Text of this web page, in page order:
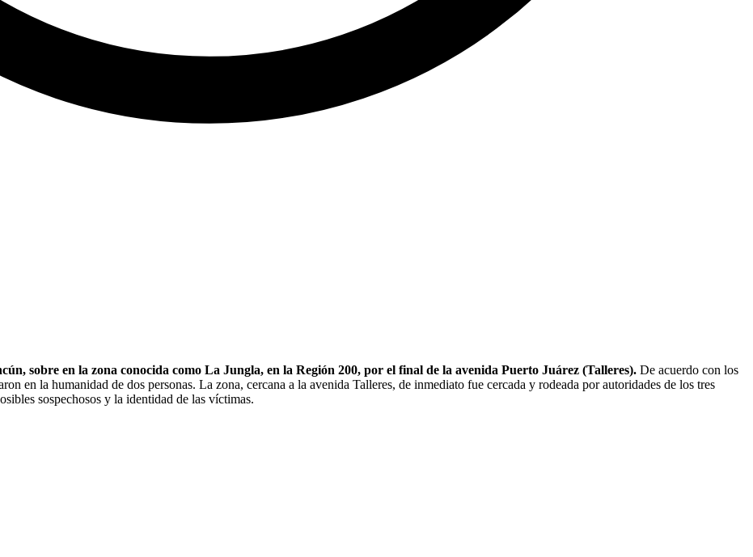
sobre en la zona conocida como La Jungla, en la Región 200, por el final de la avenida Puerto Juárez (Talleres). De acuerdo con los
en la humanidad de dos personas. La zona, cercana a la avenida Talleres, de inmediato fue cercada y rodeada por autoridades de los tres
sospechosos y la identidad de las víctimas.